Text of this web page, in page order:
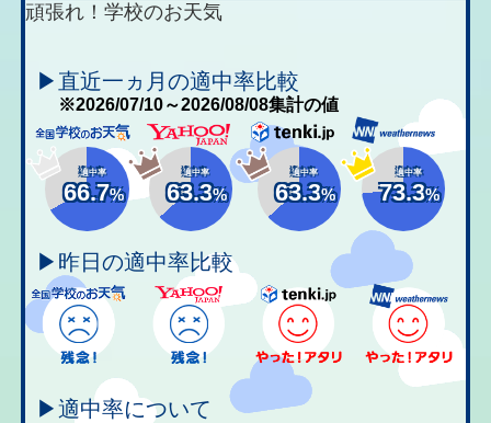
頑張れ！学校のお天気
▶直近一ヵ月の適中率比較
※2026/07/10～2026/08/08集計の値
適中率
66.7%
適中率
63.3%
適中率
63.3%
適中率
73.3%
▶昨日の適中率比較
▶適中率について